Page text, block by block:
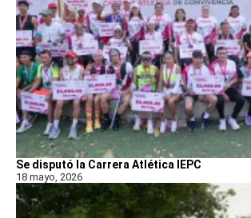
Se disputó la Carrera Atlética IEPC
18 mayo, 2026